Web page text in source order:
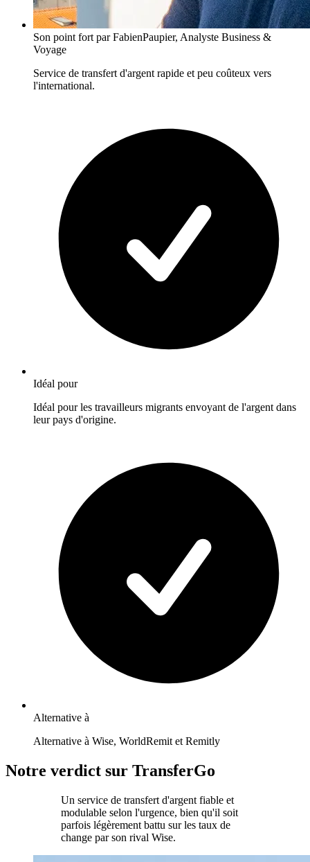
Son point fort par FabienPaupier, Analyste Business &
Voyage
Service de transfert d'argent rapide et peu coûteux vers
l'international.
Idéal pour
Idéal pour les travailleurs migrants envoyant de l'argent dans
leur pays d'origine.
Alternative à
Alternative à Wise, WorldRemit et Remitly
Notre verdict sur TransferGo
Un service de transfert d'argent fiable et
modulable selon l'urgence, bien qu'il soit
parfois légèrement battu sur les taux de
change par son rival Wise.